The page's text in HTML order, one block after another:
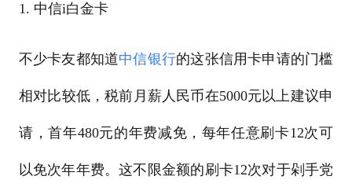
1. 中信i白金卡
不少卡友都知道中信银行的这张信用卡申请的门槛
相对比较低，税前月薪人民币在5000元以上建议申
请，首年480元的年费减免，每年任意刷卡12次可
以免次年年费。这不限金额的刷卡12次对于剁手党